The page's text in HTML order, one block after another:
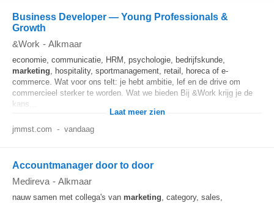
Business Developer — Young Professionals &
Growth
&Work - Alkmaar
economie, communicatie, HRM, psychologie, bedrijfskunde,
marketing, hospitality, sportmanagement, retail, horeca of e-
commerce. Wat voor ons telt: je hebt ambitie, lef en de drive om
commercieel sterker te worden. Wat we bieden Bij &Work krijg je de
kans...
Laat meer zien
jmmst.com - vandaag
Accountmanager door to door
Medireva - Alkmaar
nauw samen met collega's van marketing, category, sales,